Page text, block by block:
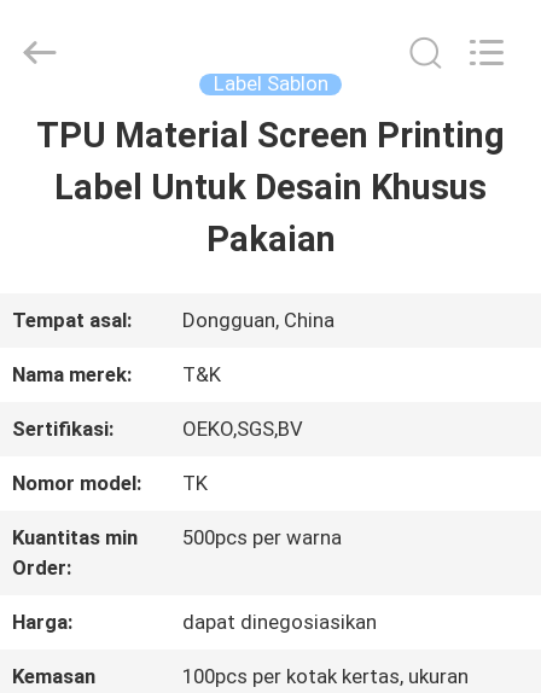
RUMAH
TENTANG
KITA
WISATA
PABRIK
KUALITAS
Garment
Accessories
Label Sablon
TPU Material Screen Printing
Label Untuk Desain Khusus
Pakaian
Tempat asal: Dongguan, China
Nama merek: T&K
Sertifikasi: OEKO,SGS,BV
Nomor model: TK
Kuantitas min
Order:
500pcs per warna
Harga: dapat dinegosiasikan
Kemasan
100pcs per kotak kertas, ukuran